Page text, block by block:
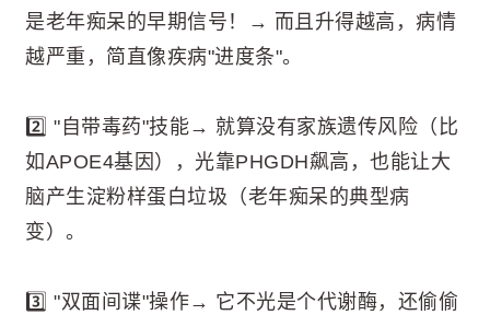
是老年痴呆的早期信号！→ 而且升得越高，病情
越严重，简直像疾病"进度条"。
2️⃣ "自带毒药"技能→ 就算没有家族遗传风险（比
如APOE4基因），光靠PHGDH飙高，也能让大
脑产生淀粉样蛋白垃圾（老年痴呆的典型病
变）。
3️⃣ "双面间谍"操作→ 它不光是个代谢酶，还偷偷